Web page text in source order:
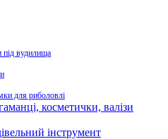
під вудилища
для риболовлі
косметички, валізи
інструмент